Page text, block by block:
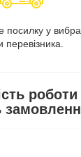
посилку у
перевізника.